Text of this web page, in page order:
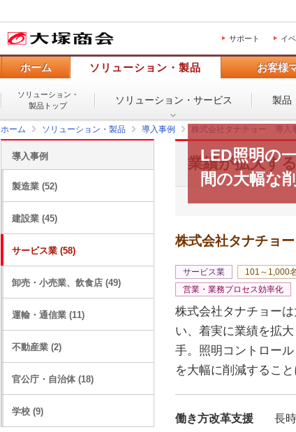
サポート イ
ホーム ソリューション・製品 お客様
ソリューション・
製品トップ
ソリューション・ サービス 製品
ホーム ソリューション・製品 導入事例 株式会社タナチョー 導入
業績が拡大す
LED照明の
間の大幅な
株式会社タナチョ
サービス業 101～1,000名
営業・業務プロセス効率化
株式会社タナチョー
い、着実に業績を拡
手。照明コントロー
を大幅に削減すること
働き方改革支援 長
導入事例
製造業 (52)
建設業 (45)
サービス業 (58)
卸売・小売業、飲食店 (49)
運輸・通信業 (11)
不動産業 (2)
官公庁・自治体 (18)
学校 (9)